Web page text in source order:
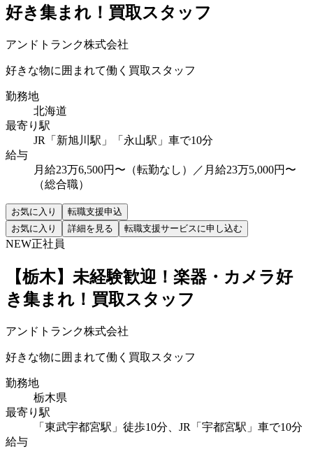
好き集まれ！買取スタッフ
アンドトランク株式会社
好きな物に囲まれて働く買取スタッフ
勤務地
北海道
最寄り駅
JR「新旭川駅」「永山駅」車で10分
給与
月給23万6,500円〜（転勤なし）／月給23万5,000円〜
（総合職）
お気に入り
転職支援申込
お気に入り
詳細を見る 転職支援サービスに申し込む
NEW正社員
【栃木】未経験歓迎！楽器・カメラ好
き集まれ！買取スタッフ
アンドトランク株式会社
好きな物に囲まれて働く買取スタッフ
勤務地
栃木県
最寄り駅
「東武宇都宮駅」徒歩10分、JR「宇都宮駅」車で10分
給与